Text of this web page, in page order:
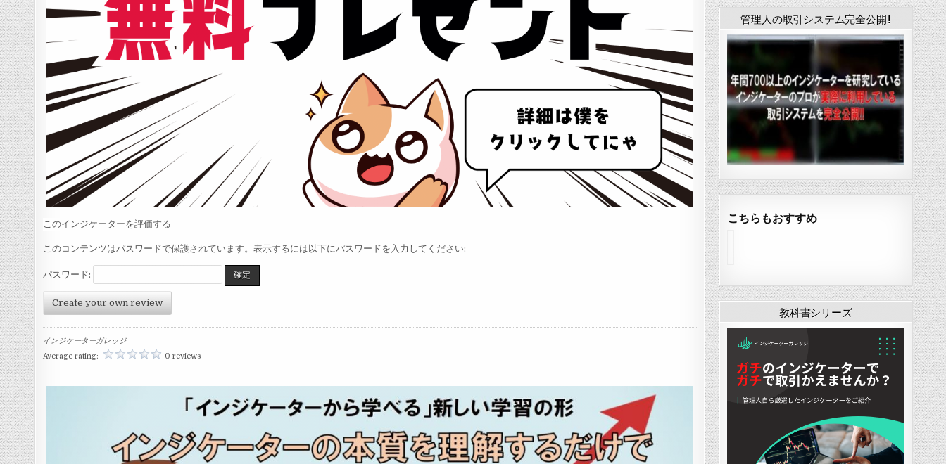
このインジケーターを評価する
このコンテンツはパスワードで保護されています。表示するには以下にパスワードを入力してください:
パスワード:
Create your own review
インジケーターガレッジ
Average rating:
0 reviews
管理人の取引システム完全公開!!
こちらもおすすめ
ー
タ
「
b
教科書シリーズ